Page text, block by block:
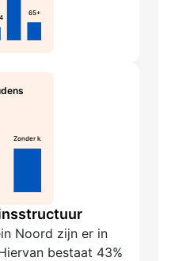
65+
Zonder k.
Noord zijn er in
bestaat 43%